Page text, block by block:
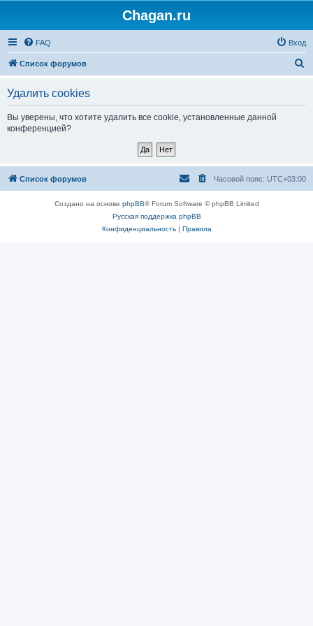
Chagan.ru
FAQ Вход
Список форумов
Удалить cookies
Вы уверены, что хотите удалить все cookie, установленные данной
конференцией?
Список форумов Часовой пояс: UTC+03:00
Создано на основе phpBB® Forum Software © phpBB Limited
Русская поддержка phpBB
Конфиденциальность| Правила